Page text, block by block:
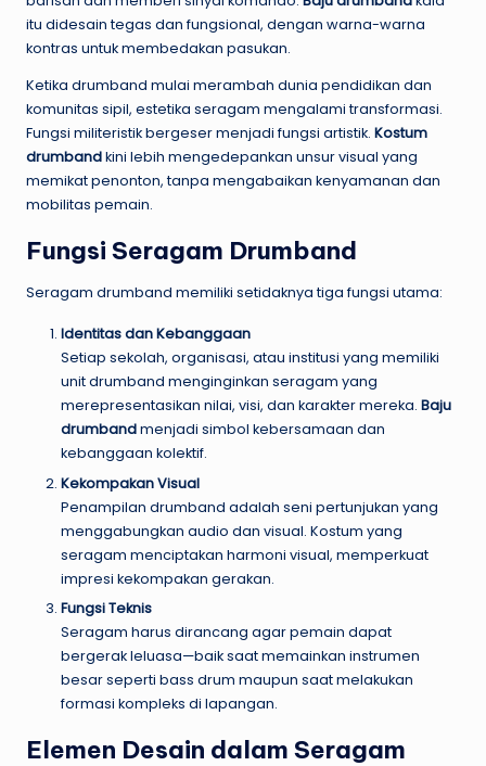
itu didesain tegas dan fungsional, dengan warna-warna
kontras untuk membedakan pasukan.
Ketika drumband mulai merambah dunia pendidikan dan
komunitas sipil, estetika seragam mengalami transformasi.
Fungsi militeristik bergeser menjadi fungsi artistik. Kostum
drumbandkini lebih mengedepankan unsur visual yang
memikat penonton, tanpa mengabaikan kenyamanan dan
mobilitas pemain.
Fungsi Seragam Drumband
Seragam drumband memiliki setidaknya tiga fungsi utama:
Identitas dan Kebanggaan
Setiap sekolah, organisasi, atau institusi yang memiliki
unit drumband menginginkan seragam yang
merepresentasikan nilai, visi, dan karakter mereka. Baju
drumbandmenjadi simbol kebersamaan dan
kebanggaan kolektif.
Kekompakan Visual
Penampilan drumband adalah seni pertunjukan yang
menggabungkan audio dan visual. Kostum yang
seragam menciptakan harmoni visual, memperkuat
impresi kekompakan gerakan.
Fungsi Teknis
Seragam harus dirancang agar pemain dapat
bergerak leluasa—baik saat memainkan instrumen
besar seperti bass drum maupun saat melakukan
formasi kompleks di lapangan.
Elemen Desain dalam Seragam